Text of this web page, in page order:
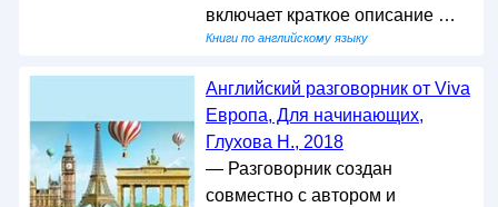
включает краткое описание …
Книги по английскому языку
Английский разговорник от Viva
Европа, Для начинающих,
Глухова Н., 2018
— Разговорник создан
совместно с автором и